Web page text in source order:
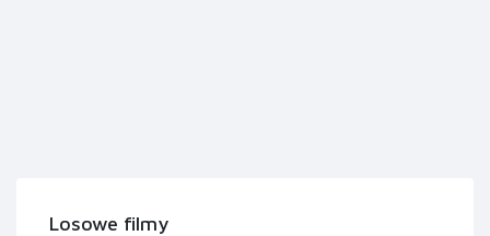
Losowe filmy